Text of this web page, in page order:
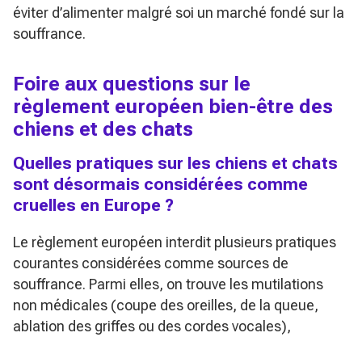
éviter d’alimenter malgré soi un marché fondé sur la
souffrance.
Foire aux questions sur le
règlement européen bien-être des
chiens et des chats
Quelles pratiques sur les chiens et chats
sont désormais considérées comme
cruelles en Europe ?
Le règlement européen interdit plusieurs pratiques
courantes considérées comme sources de
souffrance. Parmi elles, on trouve les mutilations
non médicales (coupe des oreilles, de la queue,
ablation des griffes ou des cordes vocales),